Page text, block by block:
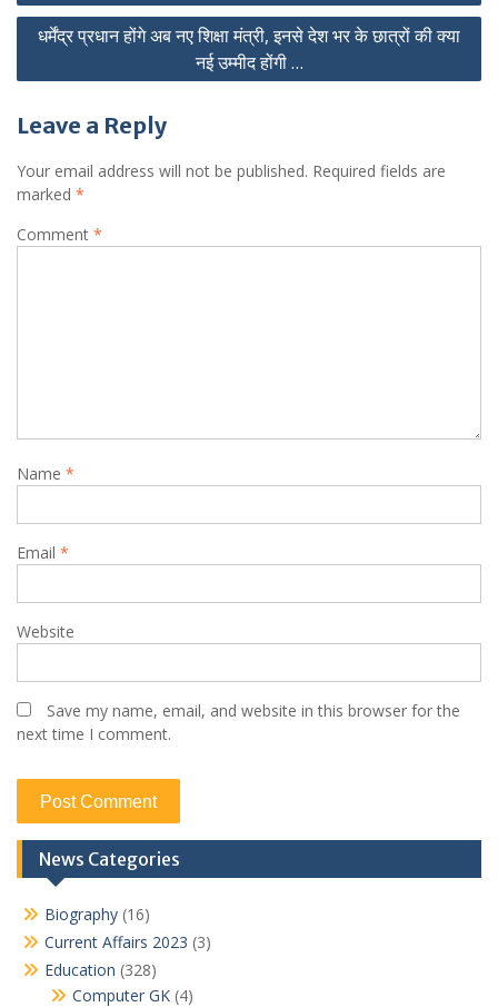
धर्मेंद्र प्रधान होंगे अब नए शिक्षा मंत्री, इनसे देश भर के छात्रों की क्या
नई उम्मीद होंगी …
Leave a Reply
Your email address will not be published. Required fields are
marked *
Comment *
Name *
Email *
Website
Save my name, email, and website in this browser for the
next time I comment.
News Categories
Biography (16)
Current Affairs 2023 (3)
Education (328)
Computer GK (4)